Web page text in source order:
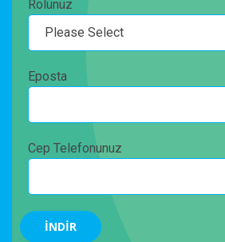
Rolünüz
Eposta
Cep Telefonunuz